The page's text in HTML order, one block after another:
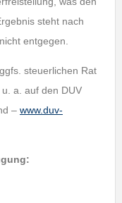
steht nach
entgegen.
steuerlichen Rat
a. auf den DUV
– www.duv-